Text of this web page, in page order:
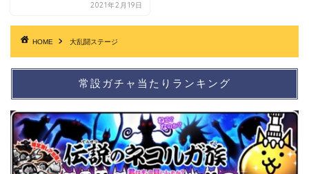
2021年2月19日
HOME 大乱闘ステージ
常設ガチャ当たりランキング